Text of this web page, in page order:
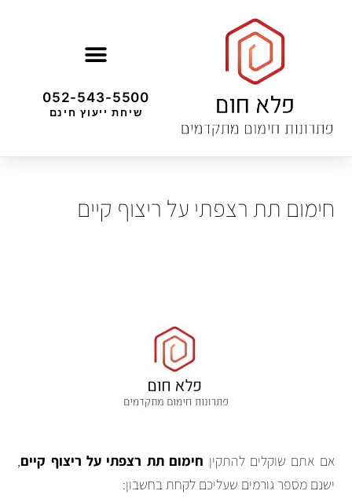
052-543-5500
שיחת ייעוץ חינם
חימום תת רצפתי על ריצוף קיים
אם אתם שוקלים להתקין חימום תת רצפתי על ריצוף קיים,
ישנם מספר גורמים שעליכם לקחת בחשבון: